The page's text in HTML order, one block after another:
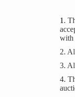
1 .
with
2.
3.
4.